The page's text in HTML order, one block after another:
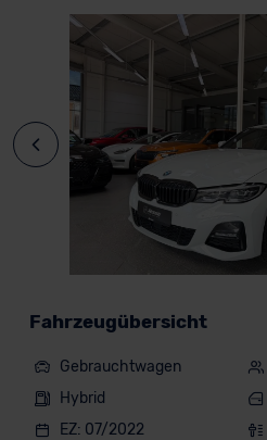
Fahrzeugübersicht
Gebrauchtwagen
Hybrid
EZ: 07/2022